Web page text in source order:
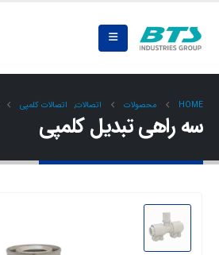
HOME محصولات اتصالات, اتصالات کلمپی
سه راهی تبدیل کلمپی